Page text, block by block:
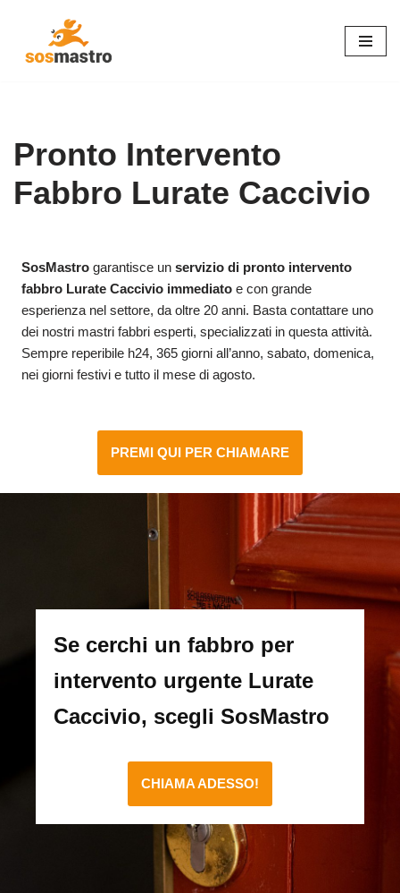
Pronto Intervento
Fabbro Lurate Caccivio
SosMastro garantisce unservizio di pronto intervento
fabbro Lurate Caccivio immediato e con grande
esperienza nel settore, da oltre 20 anni. Basta contattare uno
dei nostri mastri fabbri esperti, specializzati in questa attività.
Sempre reperibile h24, 365 giorni all’anno, sabato, domenica,
nei giorni festivi e tutto il mese di agosto.
PREMI QUI PER CHIAMARE
Se cerchi un fabbro per
intervento urgente Lurate
Caccivio, scegli SosMastro
CHIAMA ADESSO!